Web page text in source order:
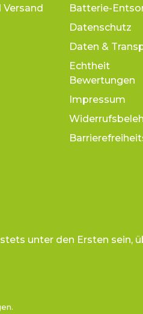
Versand
Batterie-
Datenschutz
Daten &
Echtheit
Bewertungen
Impressum
unter den Ersten sein,
.